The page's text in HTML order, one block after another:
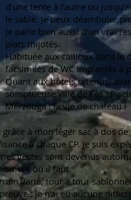
d’une tente à l’autre ou
le sable. Je peux déambuler
Je parle bien aussi d’un vrai
plats mijotés.
Habituée aux cailloux dans le
facsimilés de WC implantés à
Quant aux hôtels retenus,
somptueuse ville de Fès :
Merzouga : la vie de château !
grâce à mon léger sac à dos
à chaque CP. Je suis
gestes sont devenus
où il faut.
varié, tour à tour
: je n’ai eu aucune